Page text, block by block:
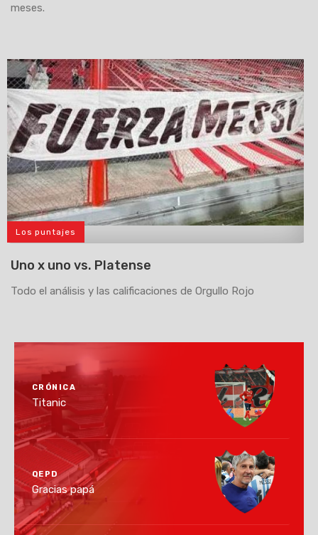
meses.
Los puntajes
Uno x uno vs. Platense
Todo el análisis y las calificaciones de Orgullo Rojo
CRÓNICA
Titanic
QEPD
Gracias papá